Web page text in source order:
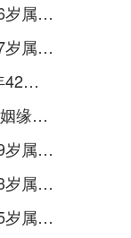
1988年属龙女2024年运势及运程,36岁属龙人2024全年每月运势女性如何
1987年属兔女2024年运势及运程,37岁属兔人2024全年每月运势女性如何
1982年属狗人2024年运势男性,82年42岁属狗男2024年每月运程怎么样
2023年姻缘最旺盛的生肖 兔年情感姻缘运比较旺的属相
1985年属牛女2024年运势及运程,39岁属牛人2024全年每月运势女性如何
1991年属羊女2024年运势及运程,33岁属羊人2024全年每月运势女性如何
1999年属兔女2024年运势及运程,25岁属兔人2024全年每月运势女性如何